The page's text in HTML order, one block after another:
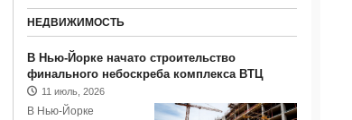
НЕДВИЖИМОСТЬ
В Нью-Йорке начато строительство
финального небоскреба комплекса ВТЦ
11 июль, 2026
В Нью-Йорке